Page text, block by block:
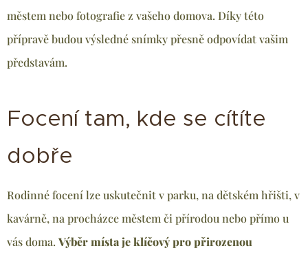
městem nebo fotografie z vašeho domova. Díky této
přípravě budou výsledné snímky přesně odpovídat vašim
představám.
Focení tam, kde se cítíte
dobře
Rodinné focení lze uskutečnit v parku, na dětském hřišti, v
kavárně, na procházce městem či přírodou nebo přímo u
vás doma. Výběr místa je klíčový pro přirozenou